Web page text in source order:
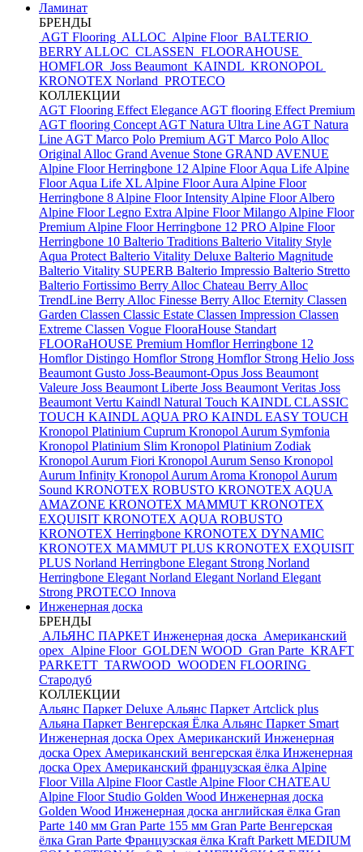
Ламинат
БРЕНДЫ
AGT Flooring ALLOC Alpine Floor BALTERIO
BERRY ALLOC CLASSEN FLOORAHOUSE
HOMFLOR Joss Beaumont KAINDL KRONOPOL
KRONOTEX Norland PROTECO
КОЛЛЕКЦИИ
AGT Flooring Effect Elegance AGT flooring Effect Premium
AGT flooring Concept AGT Natura Ultra Line AGT Natura
Line AGT Marco Polo Premium AGT Marco Polo Alloc
Original Alloc Grand Avenue Stone GRAND AVENUE
Alpine Floor Herringbone 12 Alpine Floor Aqua Life Alpine
Floor Aqua Life XL Alpine Floor Aura Alpine Floor
Herringbone 8 Alpine Floor Intensity Alpine Floor Albero
Alpine Floor Legno Extra Alpine Floor Milango Alpine Floor
Premium Alpine Floor Herringbone 12 PRO Alpine Floor
Herringbone 10 Balterio Traditions Balterio Vitality Style
Aqua Protect Balterio Vitality Deluxe Balterio Magnitude
Balterio Vitality SUPERB Balterio Impressio Balterio Stretto
Balterio Fortissimo Berry Alloc Chateau Berry Alloc
TrendLine Berry Alloc Finesse Berry Alloc Eternity Classen
Garden Classen Classic Estate Classen Impression Classen
Extreme Classen Vogue FlooraHouse Standart
FLOORaHOUSE Premium Homflor Herringbone 12
Homflor Distingo Homflor Strong Homflor Strong Helio Joss
Beaumont Gusto Joss-Beaumont-Opus Joss Beaumont
Valeure Joss Beaumont Liberte Joss Beaumont Veritas Joss
Beaumont Vertu Kaindl Natural Touch KAINDL CLASSIC
TOUCH KAINDL AQUA PRO KAINDL EASY TOUCH
Kronopol Platinium Cuprum Kronopol Aurum Symfonia
Kronopol Platinium Slim Kronopol Platinium Zodiak
Kronopol Aurum Fiori Kronopol Aurum Senso Kronopol
Aurum Infinity Kronopol Aurum Aroma Kronopol Aurum
Sound KRONOTEX ROBUSTO KRONOTEX AQUA
AMAZONE KRONOTEX MAMMUT KRONOTEX
EXQUISIT KRONOTEX AQUA ROBUSTO
KRONOTEX Herringbone KRONOTEX DYNAMIC
KRONOTEX MAMMUT PLUS KRONOTEX EXQUISIT
PLUS Norland Herringbone Elegant Strong Norland
Herringbone Elegant Norland Elegant Norland Elegant
Strong PROTECO Innova
Инженерная доска
БРЕНДЫ
АЛЬЯНС ПАРКЕТ Инженерная доска Американский
орех Alpine Floor GOLDEN WOOD Gran Parte KRAFT
PARKETT TARWOOD WOODEN FLOORING
Стародуб
КОЛЛЕКЦИИ
Альянс Паркет Deluxe Альянс Паркет Artclick plus
Альяна Паркет Венгерская Ёлка Альянс Паркет Smart
Инженерная доска Орех Американский Инженерная
доска Орех Американский венгерская ёлка Инженерная
доска Орех Американский французская ёлка Alpine
Floor Villa Alpine Floor Castle Alpine Floor CHATEAU
Alpine Floor Studio Golden Wood Инженерная доска
Golden Wood Инженерная доска английская ёлка Gran
Parte 140 мм Gran Parte 155 мм Gran Parte Венгерская
ёлка Gran Parte Французская ёлка Kraft Parkett MEDIUM